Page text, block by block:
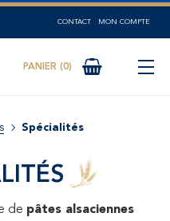
CONTACT MON COMPTE
0
Spécialités
de pâtes alsaciennes